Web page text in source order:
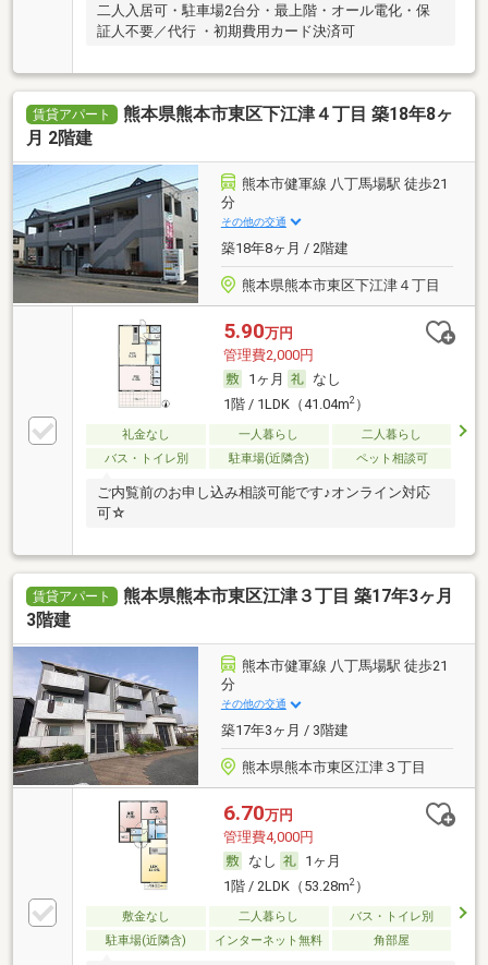
二人入居可・駐車場2台分・最上階・オール電化・保
証人不要／代行 ・初期費用カード決済可
賃貸アパート
熊本県熊本市東区下江津４丁目 築18年8ヶ
月 2階建
熊本市健軍線 八丁馬場駅 徒歩21
分
その他の交通
築18年8ヶ月 / 2階建
熊本県熊本市東区下江津４丁目
5.90万円
管理費2,000円
1ヶ月
なし
1階 / 1LDK（41.04m2）
礼金なし 一人暮らし
二人暮らし
バス・トイレ別
駐車場(近隣含) ペット相談可
ご内覧前のお申し込み相談可能です♪オンライン対応
可☆
賃貸アパート
熊本県熊本市東区江津３丁目 築17年3ヶ月
3階建
熊本市健軍線 八丁馬場駅 徒歩21
分
その他の交通
築17年3ヶ月 / 3階建
熊本県熊本市東区江津３丁目
6.70万円
管理費4,000円
なし
1ヶ月
1階 / 2LDK（53.28m2）
敷金なし 二人暮らし
バス・トイレ別
駐車場(近隣含)
インターネット無料 角部屋